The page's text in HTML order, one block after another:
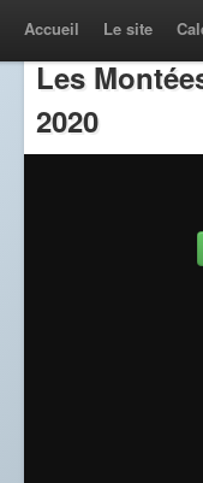
Accueil Le site
Les
2020